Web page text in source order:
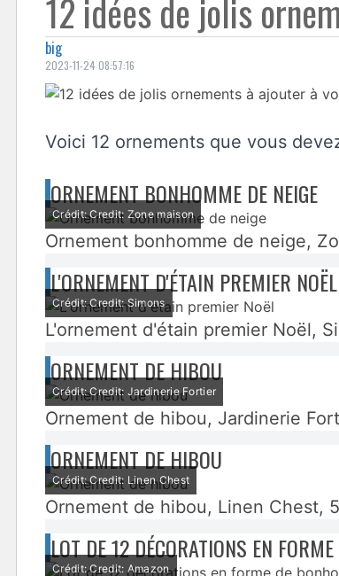
12 idées de jolis
big
2023-11-24 08:57:16
Voici 12 ornements que vous
ORNEMENT BONHOMME DE NEIGE
Crédit: Credit: Zone maison
Ornement bonhomme de neige,
L'ORNEMENT D'ÉTAIN PREMIER NOËL
Crédit: Credit: Simons
L'ornement d'étain premier Noël,
ORNEMENT DE HIBOU
Crédit: Credit: Jardinerie Fortier
Ornement de hibou, Jardinerie
ORNEMENT DE HIBOU
Crédit: Credit: Linen Chest
Ornement de hibou, Linen Chest,
LOT DE 12 DÉCORATIONS EN
Crédit: Credit: Amazon